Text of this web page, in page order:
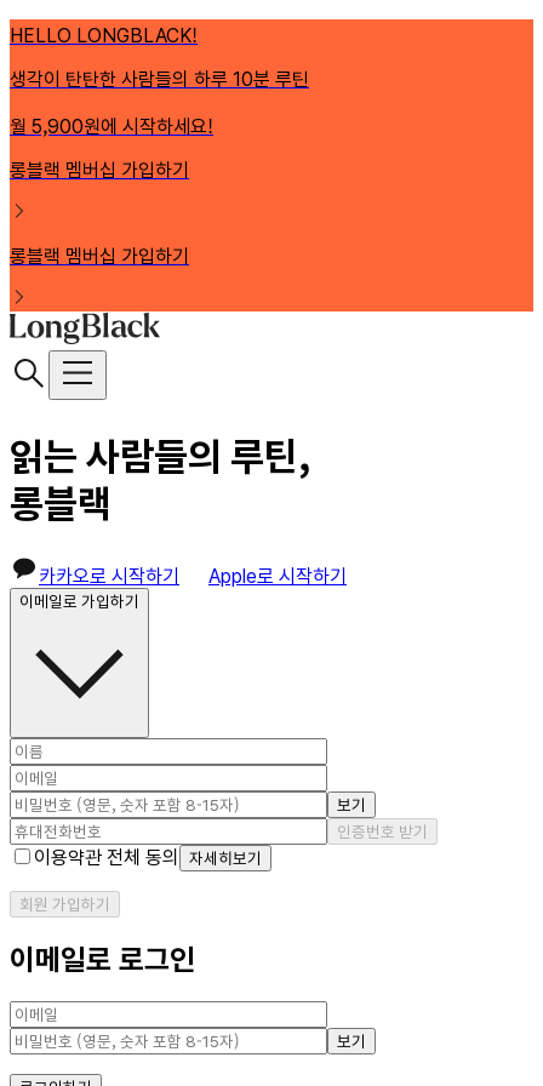
HELLO LONGBLACK!
생각이 탄탄한 사람들의 하루 10분 루틴
월 5,900원에 시작하세요!
롱블랙 멤버십 가입하기
롱블랙 멤버십 가입하기
읽는 사람들의 루틴,
롱블랙
카카오로 시작하기 Apple로 시작하기
이메일로 가입하기
보기
인증번호 받기
이용약관 전체 동의 자세히보기
회원 가입하기
이메일로 로그인
보기